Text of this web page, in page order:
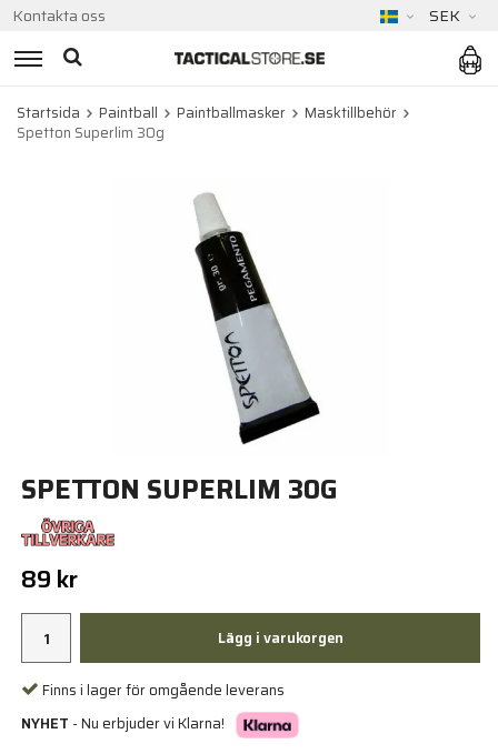
Kontakta oss SEK
Startsida Paintball Paintballmasker
Masktillbehör
Spetton Superlim 30g
SPETTON SUPERLIM 30G
89 kr
Lägg i varukorgen
Finns i lager för omgående leverans
NYHET - Nu erbjuder vi Klarna!